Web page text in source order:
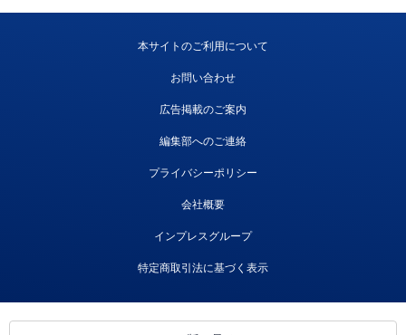
本サイトのご利用について
お問い合わせ
広告掲載のご案内
編集部へのご連絡
プライバシーポリシー
会社概要
インプレスグループ
特定商取引法に基づく表示